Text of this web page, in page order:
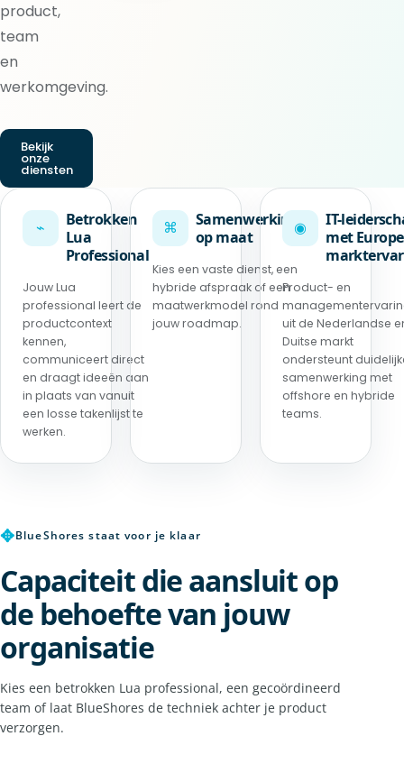
product,
team
en
werkomgeving.
Bekijk
onze
diensten
⌁
Betrokken
Lua
Professional
Jouw Lua
professional leert de
productcontext
kennen,
communiceert direct
en draagt ideeën aan
in plaats van vanuit
een losse takenlijst te
werken.
⌘
Samenwerking
op maat
Kies een vaste dienst, een
hybride afspraak of een
maatwerkmodel rond
jouw roadmap.
◉
IT-
met
Product- en
uit de Nederlandse
Duitse markt
ondersteunt
samenwerking met
offshore en hybride
teams.
✥BlueShores staat voor je klaar
Capaciteit die aansluit op
de behoefte van jouw
organisatie
Kies een betrokken Lua professional, een gecoördineerd
team of laat BlueShores de techniek achter je product
verzorgen.